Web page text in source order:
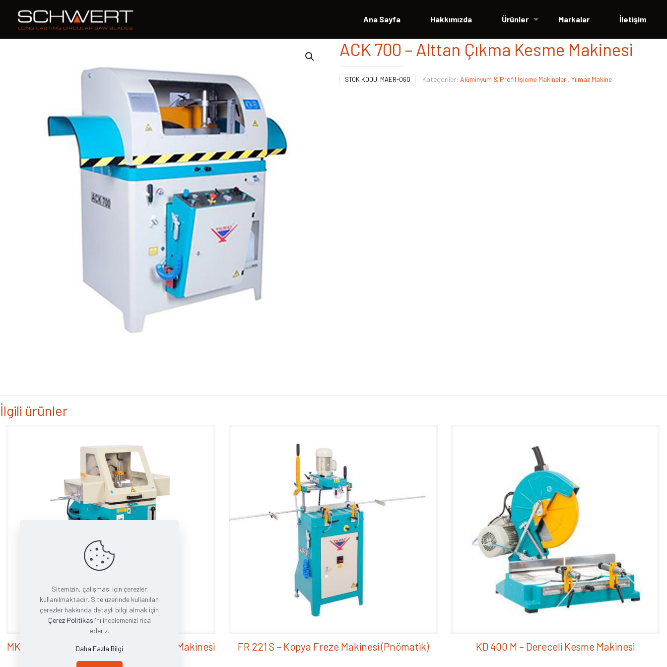
Ana Sayfa Hakkımızda Ürünler Markalar İletişim
ACK 700 – Alttan Çıkma Kesme Makinesi
STOK KODU: MAER-060 Kategoriler: Alüminyum & Profil İşleme Makineleri, Yılmaz Makine
İlgili ürünler
MK 420 – Manuel Alttan Çıkma Kesme Makinesi FR 221 S – Kopya Freze Makinesi (Pnömatik) KD 400 M – Dereceli Kesme Makinesi
Sitemizin, çalışması için çerezler
kullanılmaktadır. Site üzerinde kullanılan
çerezler hakkında detaylı bilgi almak için
Çerez Politikası'nı incelemenizi rica
ederiz.
Daha Fazla Bilgi